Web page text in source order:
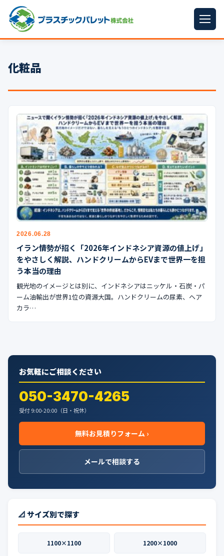
パレットサイズ
プラパレット ▼
コンテナ ▼
中古パレット
再生原料
梱包資材
イラン情勢まとめ ▼
公式ブログ
会社案内
🇺🇸🇰🇷🇹🇼🇻🇳
化粧品
2026.06.28
イラン情勢が招く「2026年インドネシア資源の値上げ」
をやさしく解説、ハンドクリームからEVまで世界一を担
う本当の理由
観光地のイメージとは別に、インドネシアはニッケル・石炭・パ
ーム油輸出が世界1位の資源大国。ハンドクリームの尿素、ヘア
カラ…
お気軽にご相談ください
050-3470-4265
受付 9:00-20:00（日・祝休）
無料お見積りフォーム ›
メールで相談する
📐 サイズ別で探す
1100×1100 1200×1000